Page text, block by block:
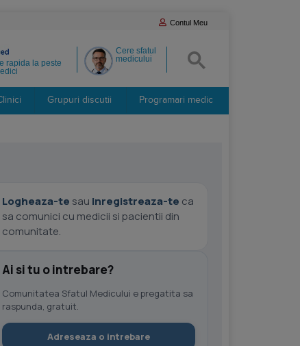
Contul Meu
Cere sfatul
medicului
rapida la peste
Grupuri discutii Programari medic
Logheaza-te sau inregistreaza-te ca
sa comunici cu medicii si pacientii din
comunitate.
Ai si tu o intrebare?
Comunitatea Sfatul Medicului e pregatita sa
raspunda, gratuit.
Adreseaza o intrebare